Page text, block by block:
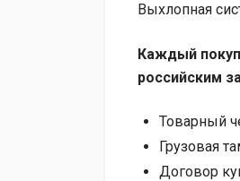
Выхлопная
Каждый
российским
Товарный
Грузовая
Договор